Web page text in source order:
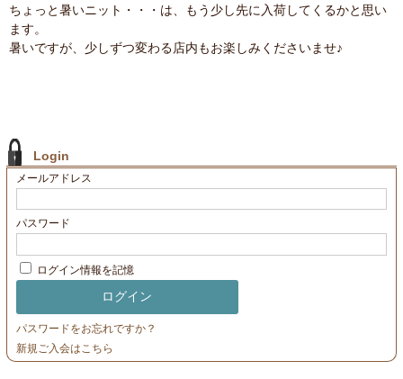
privacy
ちょっと暑いニット・・・は、もう少し先に入荷してくるかと思い
ます。
暑いですが、少しずつ変わる店内もお楽しみくださいませ♪
Login
メールアドレス
パスワード
ログイン情報を記憶
パスワードをお忘れですか？
新規ご入会はこちら